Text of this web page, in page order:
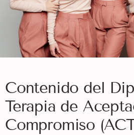
Contenido del
Terapia de
Compromiso